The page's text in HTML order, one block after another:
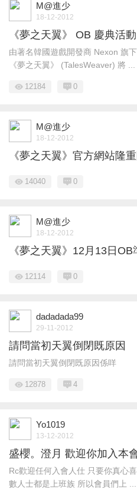
M@進少
18-12-2012
《夢之天翼》 OB 慶典活
由著名韓國遊戲開發商 Nexon 旗
《夢之天翼》 (TalesWeaver) 將 ...
12184 0
M@進少
18-12-2012
《夢之天翼》官方網站隆
14040 0
M@進少
18-12-2012
《夢之天翼》12月13日
12114 0
dadadada99
29-11-2012
請問當初天翼倒閉既原因
請問當初天翼倒閉既原因係咩
12878 4
Yo1019
13-12-2012
盛櫻。澄月 歡迎你加入本
Rc歡迎任何入會人仕 只要你真心
數人士都是上班族 所以會員們上 ...